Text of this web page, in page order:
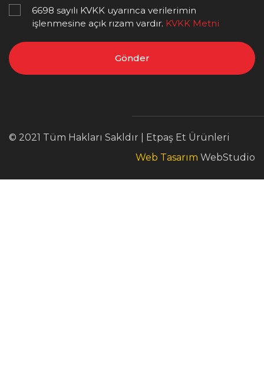
6698 sayılı KVKK uyarınca verilerimin
işlenmesine açık rızam vardır. KVKK Metni
Gönder
© 2021 Tüm Hakları Sakldır | Etpaş Et Ürünleri
Web Tasarım WebStudio